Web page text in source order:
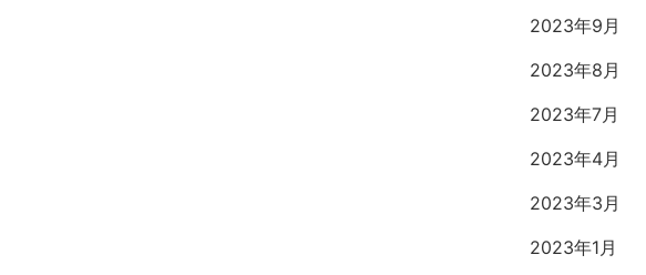
2023年9月
2023年8月
2023年7月
2023年4月
2023年3月
2023年1月